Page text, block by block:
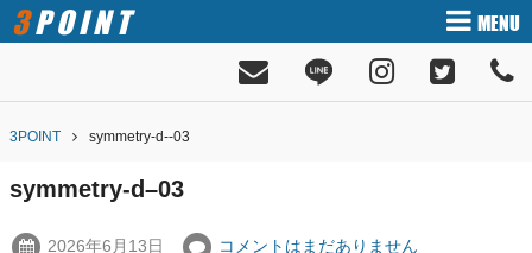
3POINT MENU
3POINT symmetry-d--03
symmetry-d–03
2026年6月13日 コメントはまだありません